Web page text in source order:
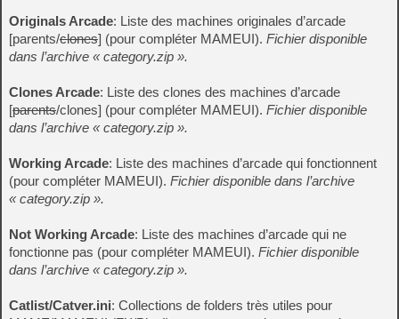
Originals Arcade: Liste des machines originales d’arcade
[parents/clones] (pour compléter MAMEUI). Fichier disponible
dans l’archive « category.zip ».
Clones Arcade: Liste des clones des machines d’arcade
[parents/clones] (pour compléter MAMEUI). Fichier disponible
dans l’archive « category.zip ».
Working Arcade: Liste des machines d’arcade qui fonctionnent
(pour compléter MAMEUI). Fichier disponible dans l’archive
« category.zip ».
Not Working Arcade: Liste des machines d’arcade qui ne
fonctionne pas (pour compléter MAMEUI). Fichier disponible
dans l’archive « category.zip ».
Catlist/Catver.ini: Collections de folders très utiles pour